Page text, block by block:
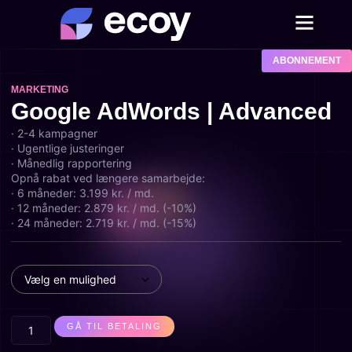
ABONNEMENT
MARKETING
Google AdWords | Advanced
· 2-4 kampagner
· Ugentlige justeringer
· Månedlig rapportering
Opnå rabat ved længere samarbejde:
· 6 måneder: 3.199 kr. / md.
· 12 måneder: 2.879 kr. / md. (-10%)
· 24 måneder: 2.719 kr. / md. (-15%)
GÅ TIL BETALING